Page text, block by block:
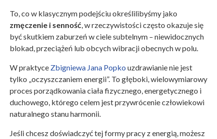
To, co w klasycznym podejściu określilibyśmy jako
zmęczenie i senność , w rzeczywistości często okazuje się
być skutkiem zaburzeń w ciele subtelnym – niewidocznych
blokad, przeciążeń lub obcych wibracji obecnych w polu.
W praktyce Zbigniewa Jana Popko uzdrawianie nie jest
tylko „oczyszczaniem energii”. To głęboki, wielowymiarowy
proces porządkowania ciała fizycznego, energetycznego i
duchowego, którego celem jest przywrócenie człowiekowi
naturalnego stanu harmonii.
Jeśli chcesz doświadczyć tej formy pracy z energią, możesz